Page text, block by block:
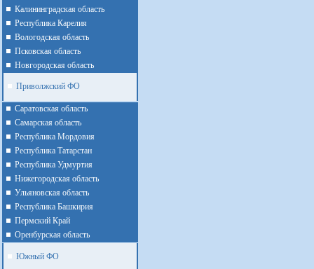
Калининградская область
Республика Карелия
Вологодская область
Псковская область
Новгородская область
Приволжский ФО
Cаратовская область
Cамарская область
Республика Мордовия
Республика Татарстан
Республика Удмуртия
Нижегородская область
Ульяновская область
Республика Башкирия
Пермский Край
Оренбурская область
Южный ФО